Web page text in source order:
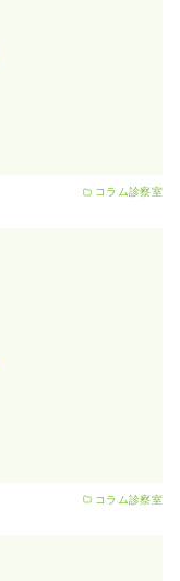
コラム診察室
コラム診察室